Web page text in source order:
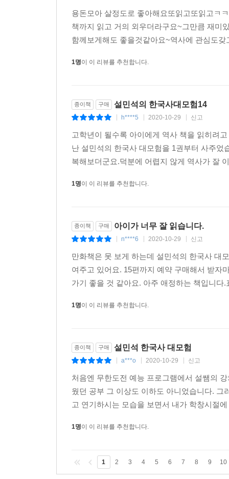
용돈모아 살정도로 좋아해요또읽고또읽고ㅋ
책까지 읽고 거의 외우더라구요~그만큼 재미
함께보게해도 좋을것같아요~역사에 관심도
1명이 이 리뷰를 추천합니다.
종이책 구매 설민석의 한국사대모험14
h****5 2020-10-29 신고
고학년이 될수록 아이에게 역사 책을 읽히려
난 설민석의 한국사 대모험을 1권부터 사주
복해보더군요.덕분에 어렵지 않게 역사가 잘
1명이 이 리뷰를 추천합니다.
종이책 구매 아이가 너무 잘 읽습니다.
n****6 2020-10-29 신고
만화책은 못 보게 하는데 설민석의 한국사 대
여주고 있어요. 15편까지 예약 구매해서 받자
가기 좋을 것 같아요. 아주 애정하는 책입니
1명이 이 리뷰를 추천합니다.
종이책 구매 설민석 한국사 대모험
a***o 2020-10-29 신고
처음엔 무한도전 예능 프로그램에서 설쌤의
웠던 공부 그 이상도 이하도 아니었습니다.
고 연기하시는 모습을 보면서 내가 학창시절
1명이 이 리뷰를 추천합니다.
1 2 3 4 5 6 7 8 9 10